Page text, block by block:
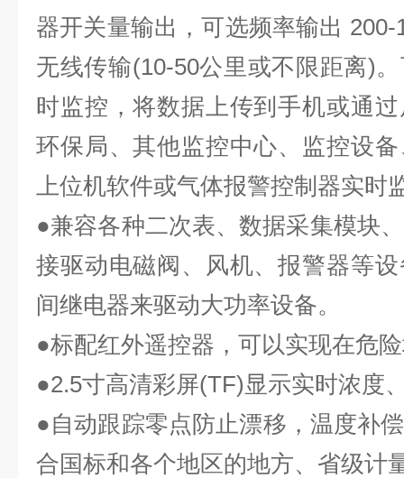
器开关量输出，可选频率输出
无线传输(10-50公里或不限距离)
时监控，将数据上传到手机或通
环保局、其他监控中心、监控设
上位机软件或气体报警控制器实时
●兼容各种二次表、数据采集模块
接驱动电磁阀、风机、报警器等
间继电器来驱动大功率设备。
●标配红外遥控器，可以实现在危
●2.5寸高清彩屏(TF)显示实时浓度
●自动跟踪零点防止漂移，温度补
合国标和各个地区的地方、省级计